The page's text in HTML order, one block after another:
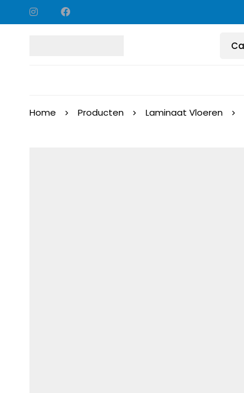
Home Producten Laminaat Vloeren